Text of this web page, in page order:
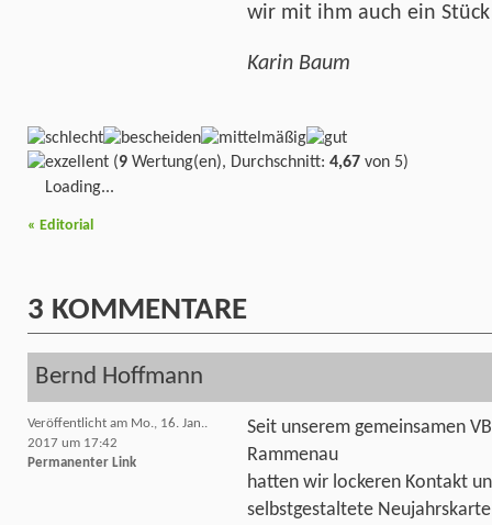
wir mit ihm auch ein
Karin Baum
(9 Wertung(en), Durchschnitt: 4,67 von 5)
Loading...
« Editorial
3 KOMMENTARE
Bernd Hoffmann
Veröffentlicht am Mo., 16. Jan..
2017 um 17:42
Permanenter Link
Seit unserem gemeinsamen
Rammenau
hatten wir lockeren Kontakt
selbstgestaltete